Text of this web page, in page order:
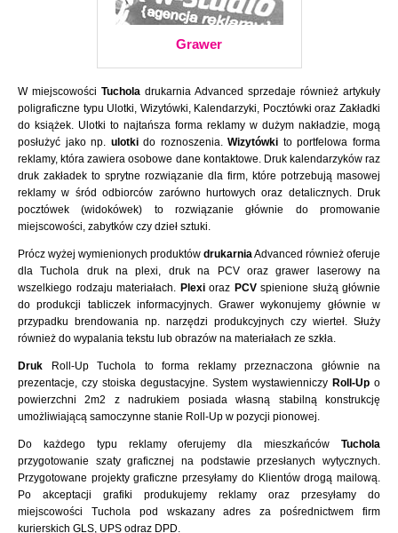
Grawer
W miejscowości Tuchola drukarnia Advanced sprzedaje również artykuły
poligraficzne typu Ulotki, Wizytówki, Kalendarzyki, Pocztówki oraz Zakładki
do książek. Ulotki to najtańsza forma reklamy w dużym nakładzie, mogą
posłużyć jako np. ulotkido roznoszenia.Wizytówki to portfelowa forma
reklamy, która zawiera osobowe dane kontaktowe. Druk kalendarzyków raz
druk zakładek to sprytne rozwiązanie dla firm, które potrzebują masowej
reklamy w śród odbiorców zarówno hurtowych oraz detalicznych. Druk
pocztówek (widokówek) to rozwiązanie głównie do promowanie
miejscowości, zabytków czy dzieł sztuki.
Prócz wyżej wymienionych produktów drukarniaAdvanced również oferuje
dla Tuchola druk na plexi, druk na PCV oraz grawer laserowy na
wszelkiego rodzaju materiałach. Plexioraz PCVspienione służą głównie
do produkcji tabliczek informacyjnych. Grawer wykonujemy głównie w
przypadku brendowania np. narzędzi produkcyjnych czy wierteł. Służy
również do wypalania tekstu lub obrazów na materiałach ze szkła.
Druk Roll-Up Tuchola to forma reklamy przeznaczona głównie na
prezentacje, czy stoiska degustacyjne. System wystawienniczy Roll-Up o
powierzchni 2m2 z nadrukiem posiada własną stabilną konstrukcję
umożliwiającą samoczynne stanie Roll-Up w pozycji pionowej.
Do każdego typu reklamy oferujemy dla mieszkańców Tuchola
przygotowanie szaty graficznej na podstawie przesłanych wytycznych.
Przygotowane projekty graficzne przesyłamy do Klientów drogą mailową.
Po akceptacji grafiki produkujemy reklamy oraz przesyłamy do
miejscowości Tuchola pod wskazany adres za pośrednictwem firm
kurierskich GLS, UPS odraz DPD.